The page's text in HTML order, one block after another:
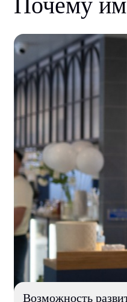
Возможность